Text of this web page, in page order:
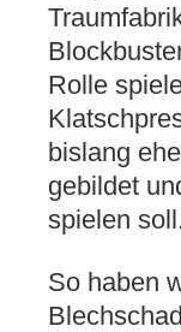
Rolle
bislang
gebildet
spielen soll.
So haben